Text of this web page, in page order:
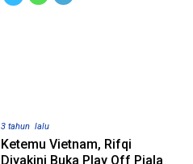
3 tahun lalu
Ketemu Vietnam, Rifqi
Diyakini Buka Play Off Piala